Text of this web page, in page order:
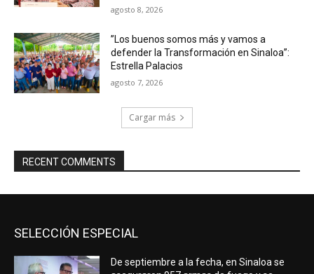
agosto 8, 2026
”Los buenos somos más y vamos a
defender la Transformación en Sinaloa”:
Estrella Palacios
agosto 7, 2026
Cargar más
RECENT COMMENTS
SELECCIÓN ESPECIAL
De septiembre a la fecha, en Sinaloa se